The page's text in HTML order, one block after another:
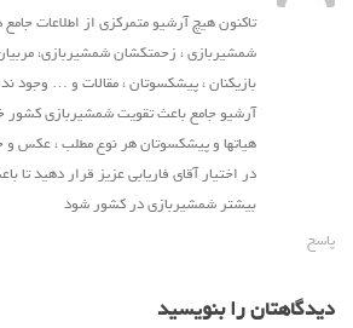
تاکنون هیچ آرشیو متمرکزی از اطلاعات جامع
شمشیربازی ، زحمتکشان شمشیربازی،
بازیکنان ، پیشکسوتان ، مقالات و … وجود
آرشیو جامع باعث تقویت شمشیربازی کشور
هیاتها و پیشکسوتان هر نوع مطلب ، عکس و
در اختیار آقای فاریابی عزیز قرار دهید تا
بیشتر شمشیربازی در کشور شود
پاسخ
دیدگاهتان را بنویسید